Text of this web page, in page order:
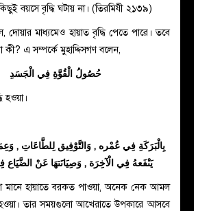
বয়সে বৃদ্ধি ঘটায় না। (তিরমিযী ২১৩৯)
দোয়ার মাধ্যমেও হায়াত বৃদ্ধি পেতে পারে। তবে
কী? এ সম্পর্কে মুহাদ্দিসগণ বলেন,
حُصُولُ الْقُوَّةِ فِي الْجَسَدِ
হওয়া।
بِالْبَرَكَةِ فِي عُمْره , وَالتَّوْفِيق لِلطَّاعَاتِ ,
يَنْفَعهُ فِي الْآخِرَة , وَصِيَانَتهَا عَنْ الضَّيَاع
মানে হায়াতে বরকত পাওয়া, অনেক নেক আমল
তার সময়গুলো আখেরাতে উপকারে আসবে